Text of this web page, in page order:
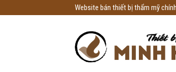
to
Website bán thiết bị thẩm mỹ